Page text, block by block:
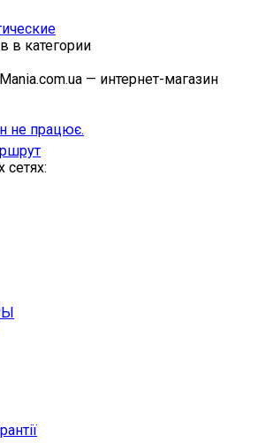
в категории
— интернет-магазин
не працює.